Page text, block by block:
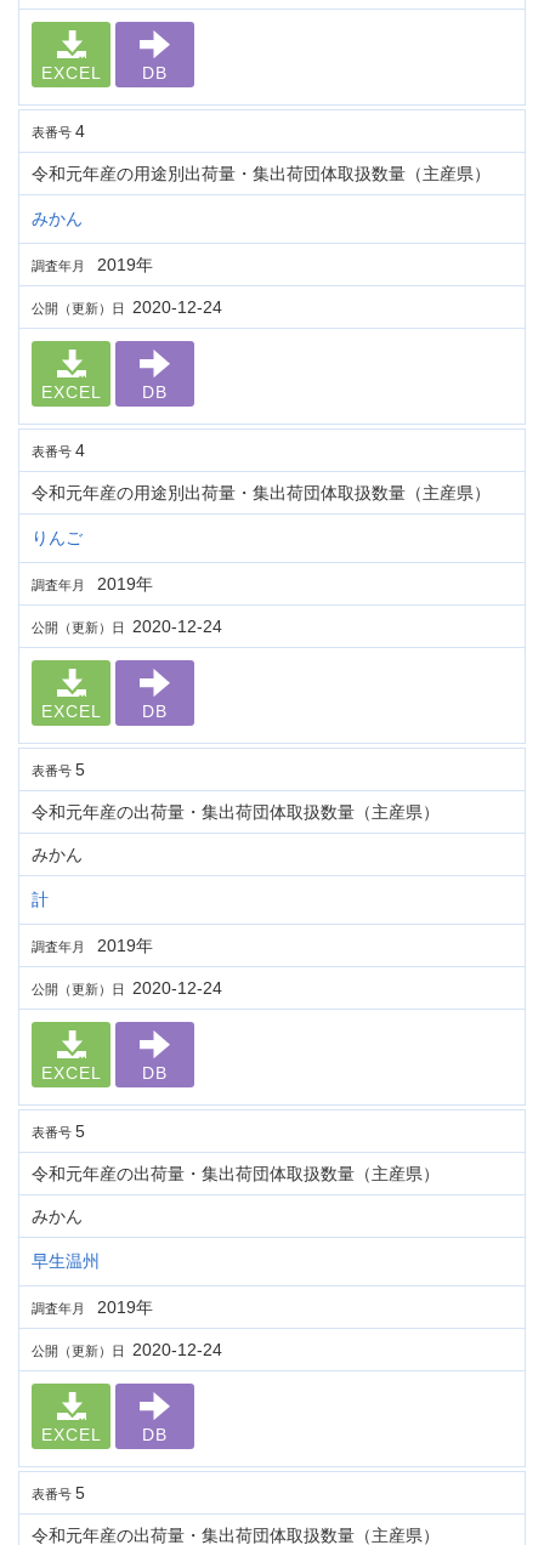
EXCEL DB
表番号 4
令和元年産の用途別出荷量・集出荷団体取扱数量（主産県）
みかん
調査年月 2019年
公開（更新）日 2020-12-24
EXCEL DB
表番号 4
令和元年産の用途別出荷量・集出荷団体取扱数量（主産県）
りんご
調査年月 2019年
公開（更新）日 2020-12-24
EXCEL DB
表番号 5
令和元年産の出荷量・集出荷団体取扱数量（主産県）
みかん
計
調査年月 2019年
公開（更新）日 2020-12-24
EXCEL DB
表番号 5
令和元年産の出荷量・集出荷団体取扱数量（主産県）
みかん
早生温州
調査年月 2019年
公開（更新）日 2020-12-24
EXCEL DB
表番号 5
令和元年産の出荷量・集出荷団体取扱数量（主産県）